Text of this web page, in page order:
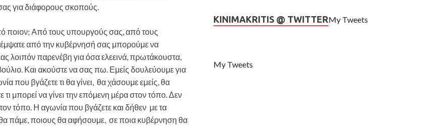
για διάφορους σκοπούς.
ποιον; Από τους υπουργούς σας, από τους
από την κυβέρνησή σας μπορούμε να
λοιπόν παρενέβη για όσα ελεεινά, πρωτάκουστα,
Και ακούστε να σας πω. Εμείς δουλεύουμε για
που βγάζετε τι θα γίνει, θα χάσουμε εμείς, θα
τι μπορεί να γίνει την επόμενη μέρα στον τόπο. Δεν
τόπο. Η αγωνία που βγάζετε και δήθεν με τα
πάμε, ποιους θα αφήσουμε, σε ποια κυβέρνηση θα
KINIMAKRITIS @ TWITTERMy Tweets
My Tweets